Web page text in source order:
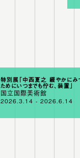
特別展「中西夏之 緩やかにみ
ためにいつまでも佇む、装置」
国立国際美術館
2026.3.14 - 2026.6.14